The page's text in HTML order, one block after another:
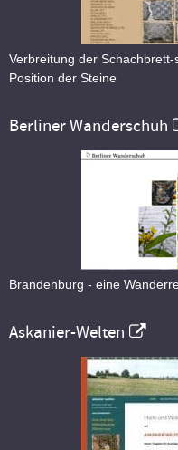
Verbreitung der
Position der Steine
Berliner Wanderschuh
Brandenburg - eine
Askanier-Welten